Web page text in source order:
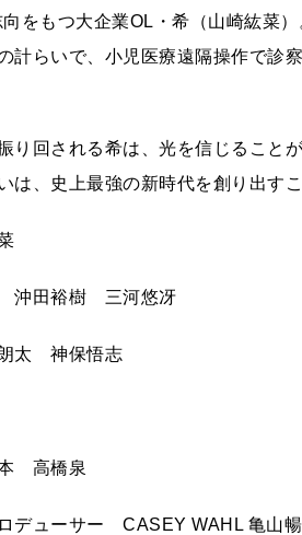
をもつ大企業OL・希（山崎紘菜
計らいで、小児医療遠隔操作で診
り回される希は、光を信じること
は、史上最強の新時代を創り出す
沖田裕樹 三河悠冴
太 神保悟志
高橋泉
デューサー CASEY WAHL 亀山